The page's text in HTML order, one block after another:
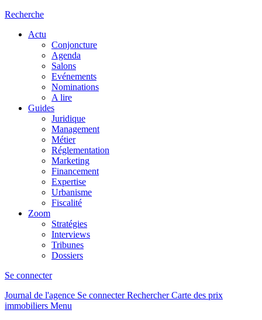
Recherche
Actu
Conjoncture
Agenda
Salons
Evénements
Nominations
A lire
Guides
Juridique
Management
Métier
Réglementation
Marketing
Financement
Expertise
Urbanisme
Fiscalité
Zoom
Stratégies
Interviews
Tribunes
Dossiers
Se connecter
Journal de l'agence Se connecterRechercher Carte des prix
immobiliers Menu